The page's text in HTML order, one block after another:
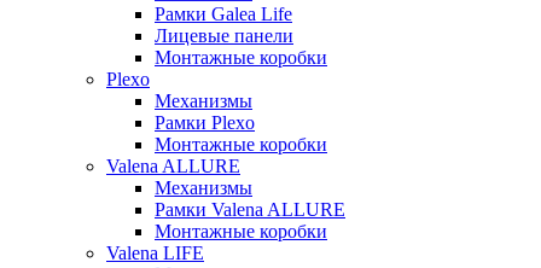
Рамки Galea Life
Лицевые панели
Монтажные коробки
Plexo
Механизмы
Рамки Plexo
Монтажные коробки
Valena ALLURE
Механизмы
Рамки Valena ALLURE
Монтажные коробки
Valena LIFE